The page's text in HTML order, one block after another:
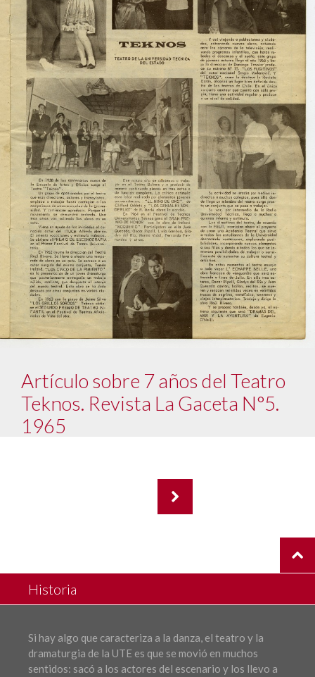
Artículo sobre 7 años del Teatro
Teknos. Revista La Gaceta N°5.
1965
Historia
Si hay algo que caracteriza a la danza, el teatro y la
dramaturgia de la UTE es que se movió en muchos
sentidos: sacó a los actores del escenario y los llevo a